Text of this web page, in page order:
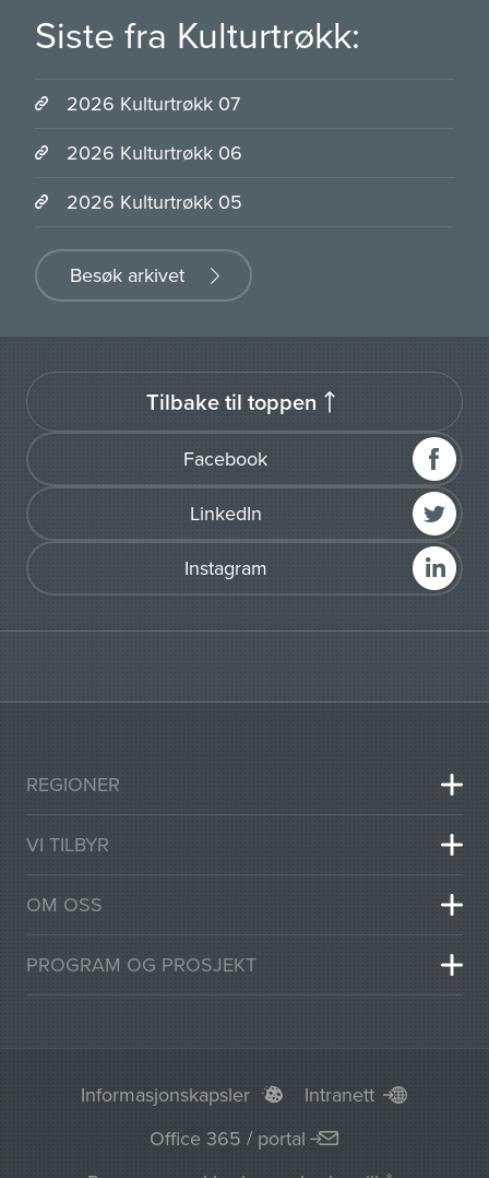
Siste fra Kulturtrøkk:
2026 Kulturtrøkk 07
2026 Kulturtrøkk 06
2026 Kulturtrøkk 05
Besøk arkivet
Facebook
LinkedIn
Instagram
Tilbake til toppen
REGIONER
VI TILBYR
OM OSS
PROGRAM OG PROSJEKT
Informasjonskapsler
Intranett
Office 365 / portal